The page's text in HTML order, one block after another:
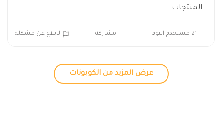
المنتجات
21 مستخدم اليوم مشاركة الابلاغ عن مشكلة
عرض المزيد من الكوبونات